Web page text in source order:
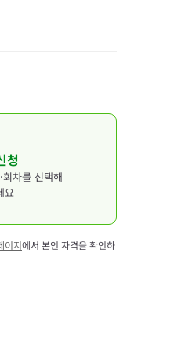
청
차를 선택해
요
이지에서 본인 자격을 확인하